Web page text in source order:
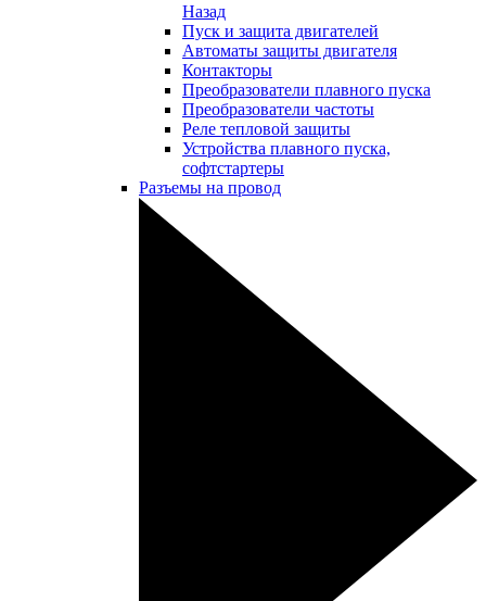
Назад
Пуск и защита двигателей
Автоматы защиты двигателя
Контакторы
Преобразователи плавного пуска
Преобразователи частоты
Реле тепловой защиты
Устройства плавного пуска,
софтстартеры
Разъемы на провод